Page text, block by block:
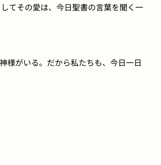
てその愛は、今日聖書の言葉を聞く一
様がいる。だから私たちも、今日一日